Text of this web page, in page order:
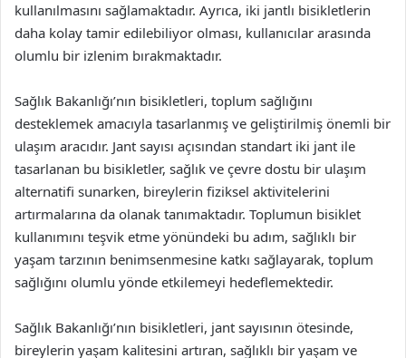
kullanılmasını sağlamaktadır. Ayrıca, iki jantlı bisikletlerin
daha kolay tamir edilebiliyor olması, kullanıcılar arasında
olumlu bir izlenim bırakmaktadır.
Sağlık Bakanlığı’nın bisikletleri, toplum sağlığını
desteklemek amacıyla tasarlanmış ve geliştirilmiş önemli bir
ulaşım aracıdır. Jant sayısı açısından standart iki jant ile
tasarlanan bu bisikletler, sağlık ve çevre dostu bir ulaşım
alternatifi sunarken, bireylerin fiziksel aktivitelerini
artırmalarına da olanak tanımaktadır. Toplumun bisiklet
kullanımını teşvik etme yönündeki bu adım, sağlıklı bir
yaşam tarzının benimsenmesine katkı sağlayarak, toplum
sağlığını olumlu yönde etkilemeyi hedeflemektedir.
Sağlık Bakanlığı’nın bisikletleri, jant sayısının ötesinde,
bireylerin yaşam kalitesini artıran, sağlıklı bir yaşam ve